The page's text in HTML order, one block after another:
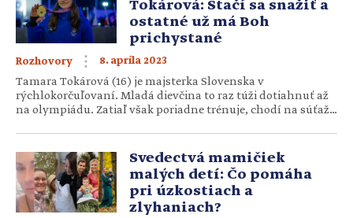
(Londýn, Taliansko), […]Tokárová: Stačí sa snažiť a
ostatné už má Boh
prichystané
Rozhovory 8. apríla 2023
Tamara Tokárová (16) je majsterka Slovenska v
rýchlokorčuľovaní. Mladá dievčina to raz túži dotiahnuť až
na olympiádu. Zatiaľ však poriadne trénuje, chodí na súťaže
prežehnať či prosiť Ducha Svätého o pomoc.
Rýchlokorčuľovanie nie je príliš rozšírený šport. Ako si sa k
nemu dostala? Dostala som sa […]Svedectvá mamičiek
malých detí: Čo pomáha
pri úzkostiach a
zlyhaniach?